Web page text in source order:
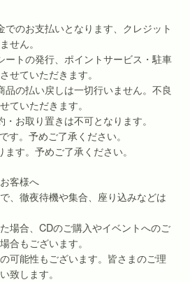
のお支払いとなります、クレジット
せん。
ートの発行、ポイントサービス・駐車
せていただきます。
品の払い戻しは一切行いません。不良
ていただきます。
お取り置きは不可となります。
す。予めご了承ください。
す。予めご了承ください。
客様へ
、徹夜待機や集合、座り込みなどは
場合、CDのご購入やイベントへのご
合もございます。
可能性もございます。皆さまのご理
致します。